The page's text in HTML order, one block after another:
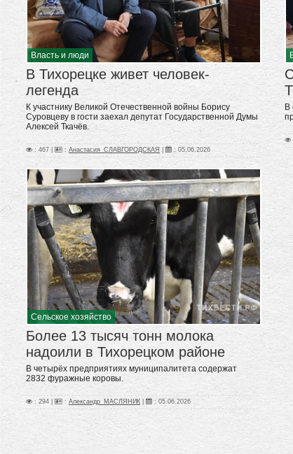
Власть и люди
В Тихорецке живет человек-
легенда
К участнику Великой Отечественной войны Борису
Суровцеву в гости заехал депутат Государственной Думы
Алексей Ткачёв.
: 467 | : Анастасия_СЛАВГОРОДСКАЯ | : 05.06.2026
В
Сельское хозяйство
Более 13 тысяч тонн молока
надоили в Тихорецком районе
В четырёх предприятиях муниципалитета содержат
2832 фуражные коровы.
: 294 | : Александр_МАСЛЯНИК : 05.06.2026